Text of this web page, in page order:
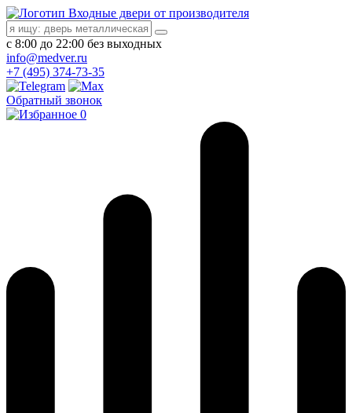
Входные двери от производителя
с 8:00 до 22:00 без выходных
info@medver.ru
+7 (495) 374-73-35
Обратный звонок
0